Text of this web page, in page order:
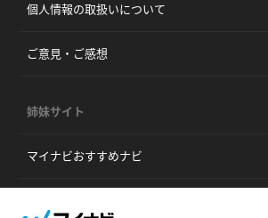
個人情報の取扱いについて
ご意見・ご感想
姉妹サイト
マイナビおすすめナビ